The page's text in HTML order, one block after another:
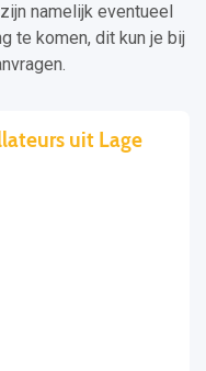
namelijk eventueel
te komen, dit kun je bij
uit Lage